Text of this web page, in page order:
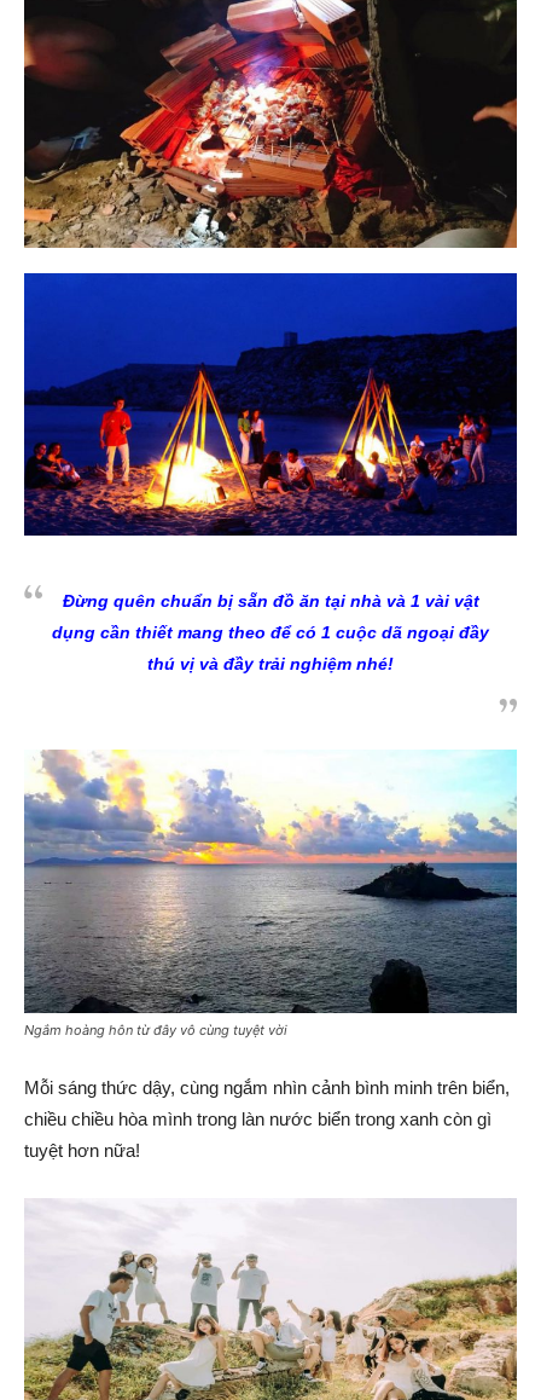
Đừng quên chuẩn bị sẵn đồ ăn tại nhà và 1 vài vật
dụng cần thiết mang theo để có 1 cuộc dã ngoại đầy
thú vị và đầy trải nghiệm nhé!
Ngắm hoàng hôn từ đây vô cùng tuyệt vời
Mỗi sáng thức dậy, cùng ngắm nhìn cảnh bình minh trên biển,
chiều chiều hòa mình trong làn nước biển trong xanh còn gì
tuyệt hơn nữa!